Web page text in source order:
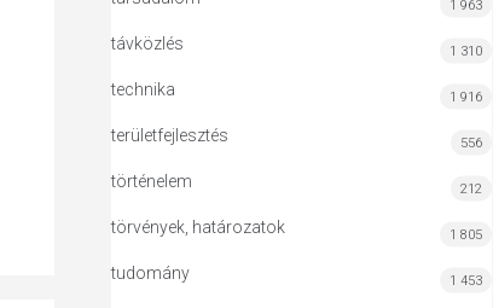
1 963
távközlés 1 310
technika 1 916
területfejlesztés 556
történelem 212
törvények, határozatok 1 805
tudomány 1 453